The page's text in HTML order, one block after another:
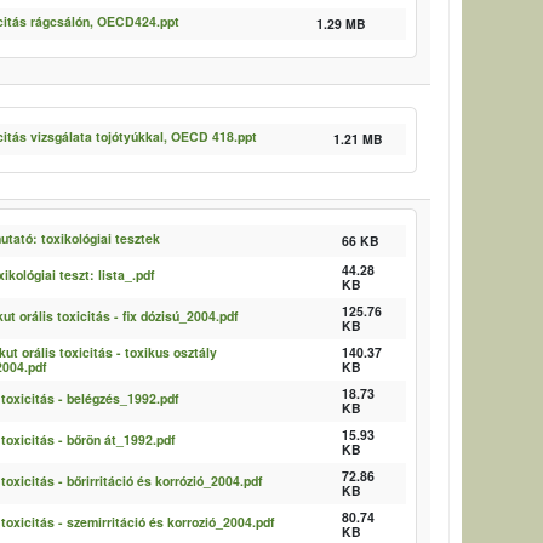
rágcsálón, OECD424.ppt 1.29 MB
vizsgálata tojótyúkkal, OECD 418.ppt 1.21 MB
toxikológiai tesztek
66 KB
teszt: lista_.pdf
44.28
KB
orális toxicitás - fix dózisú_2004.pdf
125.76
KB
orális toxicitás - toxikus osztály
140.37
KB
- belégzés_1992.pdf
18.73
KB
- bőrön át_1992.pdf
15.93
KB
- bőrirritáció és korrózió_2004.pdf
72.86
KB
- szemirritáció és korrozió_2004.pdf
80.74
KB